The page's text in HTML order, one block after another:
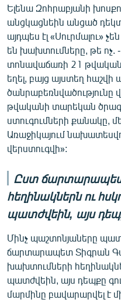
Ելենա Զոհրաբյանի
անցկացնեին անցած
այդպես էլ «Սուրմալու»
են խախտումները, թե ոչ.
տոնավաճառի 21
եղել, բայց այստեղ
ծանրաբեռնվածությունը
թվականի տարեկան
ստուգումների քանակը,
Առաջիկայում
վերստուգվի»:
Ըստ
հեղինակներն ու
պատժվեին, այս
Մինչ պաշտոնյաները
ճարտարապետ Տիգրան
խախտումների
պատժվեին, այս դեպքը
մարմինը բավարարվել է